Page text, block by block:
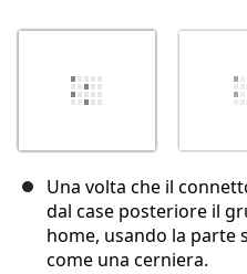
Una volta che il
dal case posteriore il
home, usando la parte
come una cerniera.